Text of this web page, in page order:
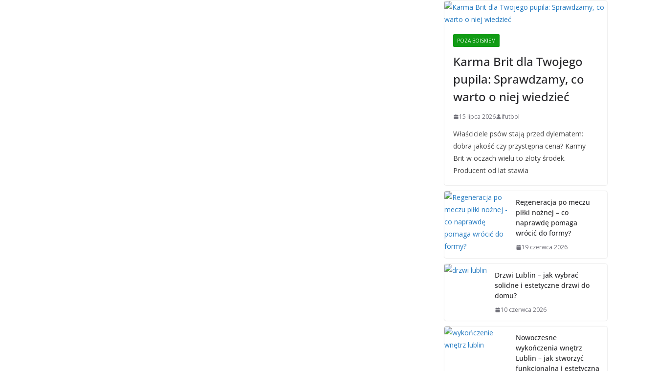
POZA BOISKIEM
Karma Brit dla Twojego
pupila: Sprawdzamy, co
warto o niej wiedzieć
15 lipca 2026 ifutbol
Właściciele psów stają przed dylematem:
dobra jakość czy przystępna cena? Karmy
Brit w oczach wielu to złoty środek.
Producent od lat stawia
Regeneracja po meczu
piłki nożnej – co
naprawdę pomaga
wrócić do formy?
19 czerwca 2026
Drzwi Lublin – jak wybrać
solidne i estetyczne drzwi do
domu?
10 czerwca 2026
Nowoczesne
wykończenia wnętrz
Lublin – jak stworzyć
funkcjonalną i estetyczną